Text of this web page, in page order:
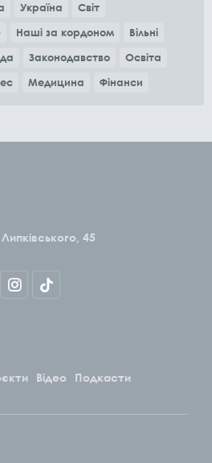
Україна
Світ
Наші за кордоном
Вільні
Законодавство
Освіта
Медицина Фінанси
45
Відео
Подкасти